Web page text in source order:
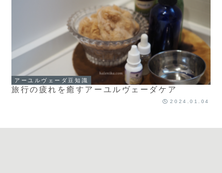
アーユルヴェーダ豆知識
旅行の疲れを癒すアーユルヴェーダケア
2024.01.04